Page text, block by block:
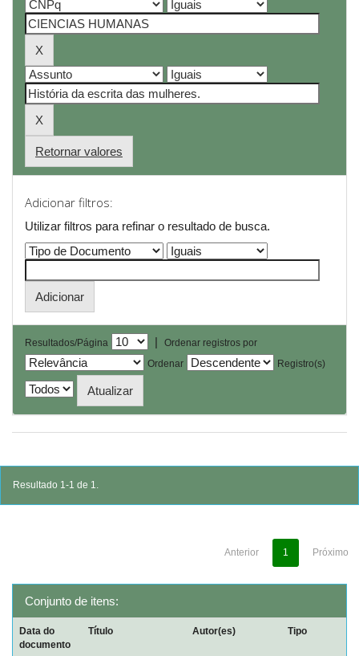
Retornar valores
Adicionar filtros:
Utilizar filtros para refinar o resultado de busca.
Resultados/Página |
Ordenar registros por
Ordenar
Registro(s)
Resultado 1-1 de 1.
Anterior 1 Próximo
Conjunto de itens:
Data do
documento
Título Autor(es) Tipo